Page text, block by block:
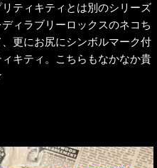
ティキティとは別のシリーズ
ィラブリーロックスのネコち
更にお尻にシンボルマーク付
キティ。こちらもなかなか貴